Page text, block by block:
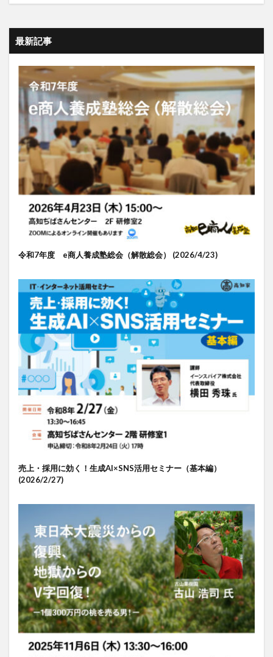
最新記事
令和7年度 e商人養成塾総会（解散総会） (2026/4/23)
売上・採用に効く！生成AI×SNS活用セミナー（基本編）
(2026/2/27)